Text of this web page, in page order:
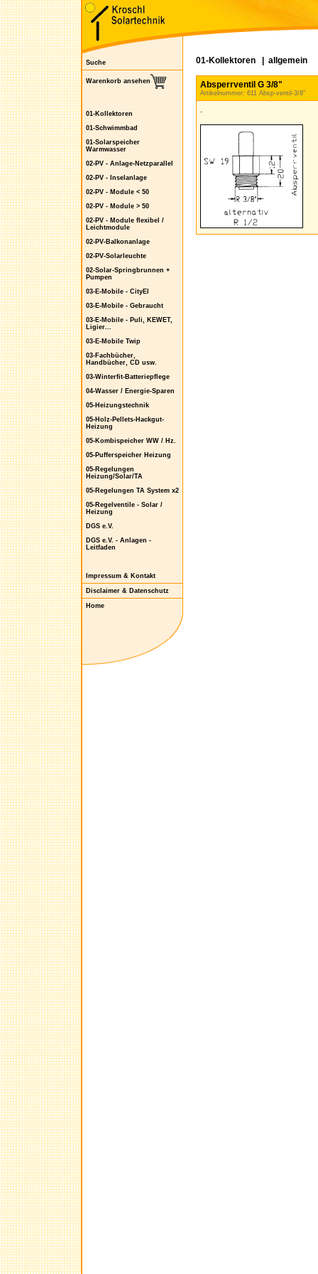
Suche
Warenkorb ansehen
01-Kollektoren
01-Schwimmbad
01-Solarspeicher
Warmwasser
02-PV - Anlage-Netzparallel
02-PV - Inselanlage
02-PV - Module < 50
02-PV - Module > 50
02-PV - Module flexibel /
Leichtmodule
02-PV-Balkonanlage
02-PV-Solarleuchte
02-Solar-Springbrunnen +
Pumpen
03-E-Mobile - CityEl
03-E-Mobile - Gebraucht
03-E-Mobile - Puli, KEWET,
Ligier...
03-E-Mobile Twip
03-Fachbücher,
Handbücher, CD usw.
03-Winterfit-Batteriepflege
04-Wasser / Energie-Sparen
05-Heizungstechnik
05-Holz-Pellets-Hackgut-
Heizung
05-Kombispeicher WW / Hz.
05-Pufferspeicher Heizung
05-Regelungen
Heizung/Solar/TA
05-Regelungen TA System x2
05-Regelventile - Solar /
Heizung
DGS e.V.
DGS e.V. - Anlagen -
Leitfaden
Impressum & Kontakt
Disclaimer & Datenschutz
Home
01-Kollektoren allgemein
Absperrventil G 3/8"
Artikelnummer: 611 Absp-ventil-3/8"
.